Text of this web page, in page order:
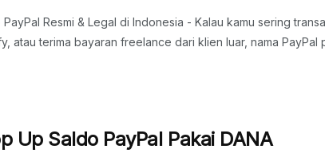
Resmi & Legal di Indonesia - Kalau kamu sering
atau terima bayaran freelance dari klien luar, nama PayPal
Up Saldo PayPal Pakai DANA